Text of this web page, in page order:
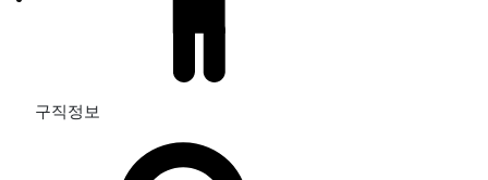
구직정보